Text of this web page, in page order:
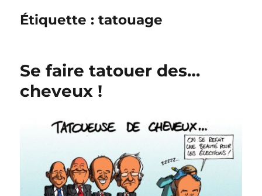
Étiquette :tatouage
Se faire tatouer des…
cheveux !